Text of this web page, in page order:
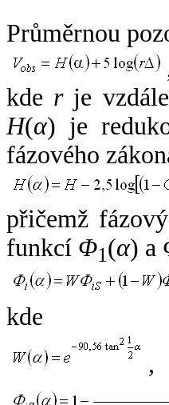
Průměrnou
kde rje
H(α) je
fázového
přičemž
funkcí Φ1(α) a
kde
,